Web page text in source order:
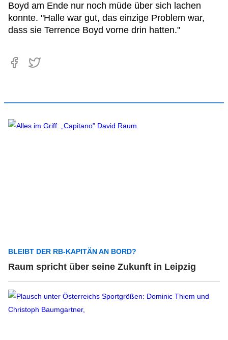
Boyd am Ende nur noch müde über sich lachen
konnte. "Halle war gut, das einzige Problem war,
dass sie Terrence Boyd vorne drin hatten."
BLEIBT DER RB-KAPITÄN AN BORD?
Raum spricht über seine Zukunft in Leipzig